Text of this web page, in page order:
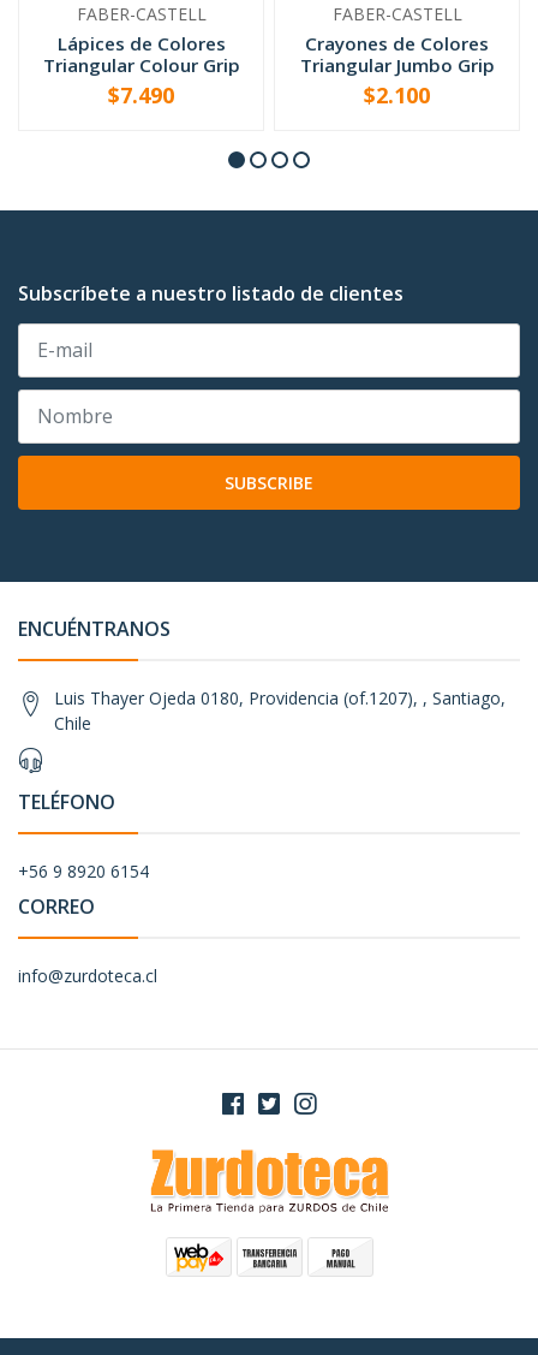
FABER-CASTELL
Lápices de Colores
Triangular Colour Grip
Acuar...
AGOTADO
$7.490
FABER-CASTELL
Crayones de Colores
Triangular Jumbo Grip
Bor...
AGOTADO
$2.100
Subscríbete a nuestro listado de clientes
SUBSCRIBE
ENCUÉNTRANOS
Luis Thayer Ojeda 0180, Providencia (of.1207), , Santiago,
Chile
TELÉFONO
+56 9 8920 6154
CORREO
info@zurdoteca.cl